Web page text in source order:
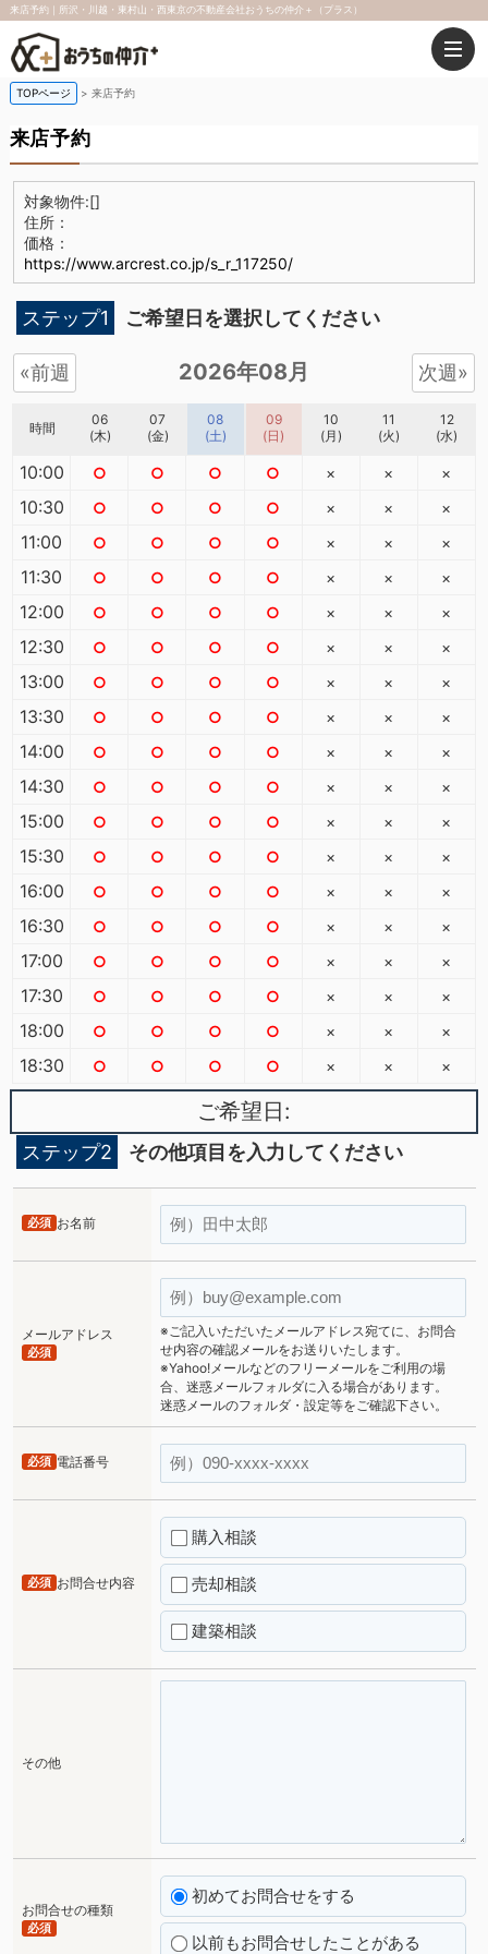
来店予約｜所沢・川越・東村山・西東京の不動産会社おうちの仲介＋（プラス）
TOPページ 来店予約
来店予約
対象物件:[]
住所：
価格：
https://www.arcrest.co.jp/s_r_117250/
ステップ1 ご希望日を選択してください
«前週 2026年08月 次週»
時間
10:00
10:30
11:00
11:30
12:00
12:30
13:00
13:30
14:00
14:30
15:00
15:30
16:00
16:30
17:00
17:30
18:00
18:30
06
(木)
○
○
○
○
○
○
○
○
○
○
○
○
○
○
○
○
○
○
07
(金)
○
○
○
○
○
○
○
○
○
○
○
○
○
○
○
○
○
○
08
(土)
○
○
○
○
○
○
○
○
○
○
○
○
○
○
○
○
○
○
09
(日)
○
○
○
○
○
○
○
○
○
○
○
○
○
○
○
○
○
○
10
(月)
×
×
×
×
×
×
×
×
×
×
×
×
×
×
×
×
×
×
11
(火)
×
×
×
×
×
×
×
×
×
×
×
×
×
×
×
×
×
×
12
(水)
×
×
×
×
×
×
×
×
×
×
×
×
×
×
×
×
×
×
ご希望日:
ステップ2 その他項目を入力してください
お名前
必須
メールアドレス
必須
※ご記入いただいたメールアドレス宛てに、お問合
せ内容の確認メールをお送りいたします。
※Yahoo!メールなどのフリーメールをご利用の場
合、迷惑メールフォルダに入る場合があります。
迷惑メールのフォルダ・設定等をご確認下さい。
電話番号
必須
お問合せ内容
必須
購入相談
売却相談
建築相談
その他
お問合せの種類
必須
初めてお問合せをする
以前もお問合せしたことがある